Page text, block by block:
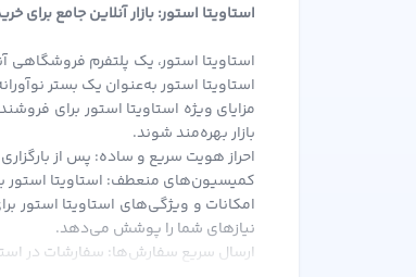
استاویتا استور: بازار آنلاین جامع
استاویتا استور، یک پلتفرم
استاویتا استور به‌عنوان یک بستر
مزایای ویژه استاویتا استور برای
بازار بهره‌مند شوند.
احراز هویت سریع و ساده: پس از
کمیسیون‌های منعطف: استاویتا استور
امکانات و ویژگی‌های استاویتا استور
نیازهای شما را پوشش می‌دهد.
ارسال سریع سفارش‌ها: سفارشات در